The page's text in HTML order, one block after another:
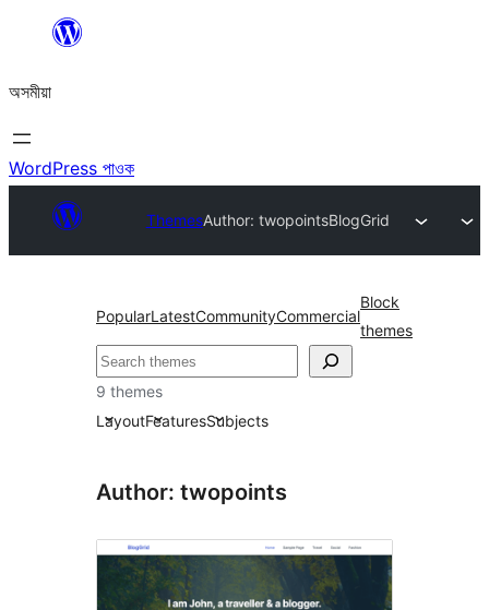
বিষয়বস্তুলৈ
যাওক
অসমীয়া
WordPress পাওক
ThemesAuthor: twopointsBlogGrid
PopularLatestCommunityCommercial
Block
themes
সন্ধান
কৰক
9 themes
LayoutFeaturesSubjects
Author: twopoints